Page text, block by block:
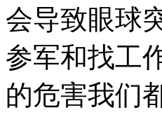
会导致眼球
参军和找工
的危害我们